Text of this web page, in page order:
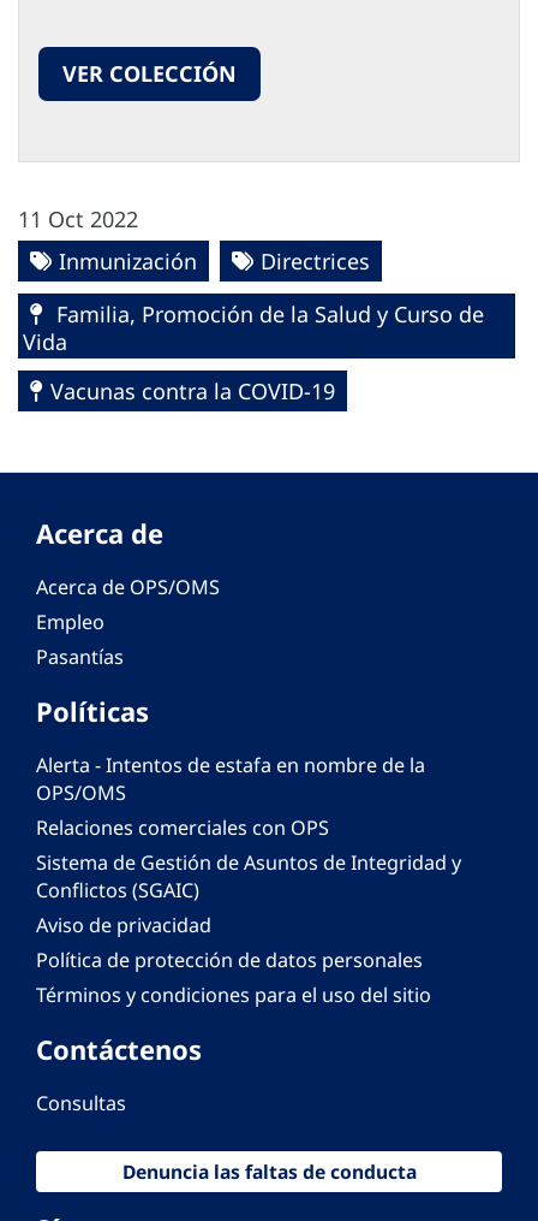
VER COLECCIÓN
11 Oct 2022
Inmunización
Directrices
Familia, Promoción de la Salud y Curso de
Vida
Vacunas contra la COVID-19
Acerca de
Acerca de OPS/OMS
Empleo
Pasantías
Políticas
Alerta - Intentos de estafa en nombre de la
OPS/OMS
Relaciones comerciales con OPS
Sistema de Gestión de Asuntos de Integridad y
Conflictos (SGAIC)
Aviso de privacidad
Política de protección de datos personales
Términos y condiciones para el uso del sitio
Contáctenos
Consultas
Denuncia las faltas de conducta